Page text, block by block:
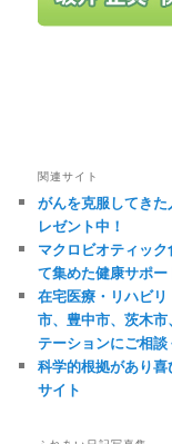
関連サイト
がんを克服してき
レゼント中！
マクロビオティッ
て集めた健康サポ
在宅医療・リハビ
市、豊中市、茨木
テーションにご相談
科学的根拠があり
サイト